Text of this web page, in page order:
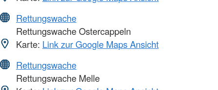
Rettungswache
Rettungswache Ostercappeln
Karte: Link zur Google Maps Ansicht
Rettungswache
Rettungswache Melle